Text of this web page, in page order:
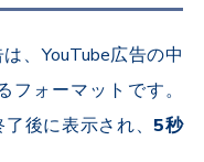
は、YouTube広告の中
ォーマットです。
後に表示され、5秒